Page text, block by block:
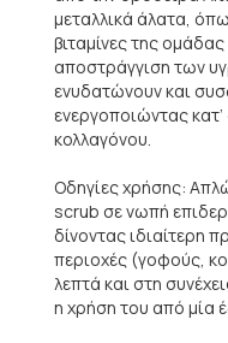
μεταλλικά άλατα,
βιταμίνες της
αποστράγγιση των
ενυδατώνουν και
ενεργοποιώντας
κολλαγόνου.
Οδηγίες χρήσης:
scrub σε νωπή
δίνοντας ιδιαίτερη
περιοχές (γοφούς,
λεπτά και στη
η χρήση του από μία